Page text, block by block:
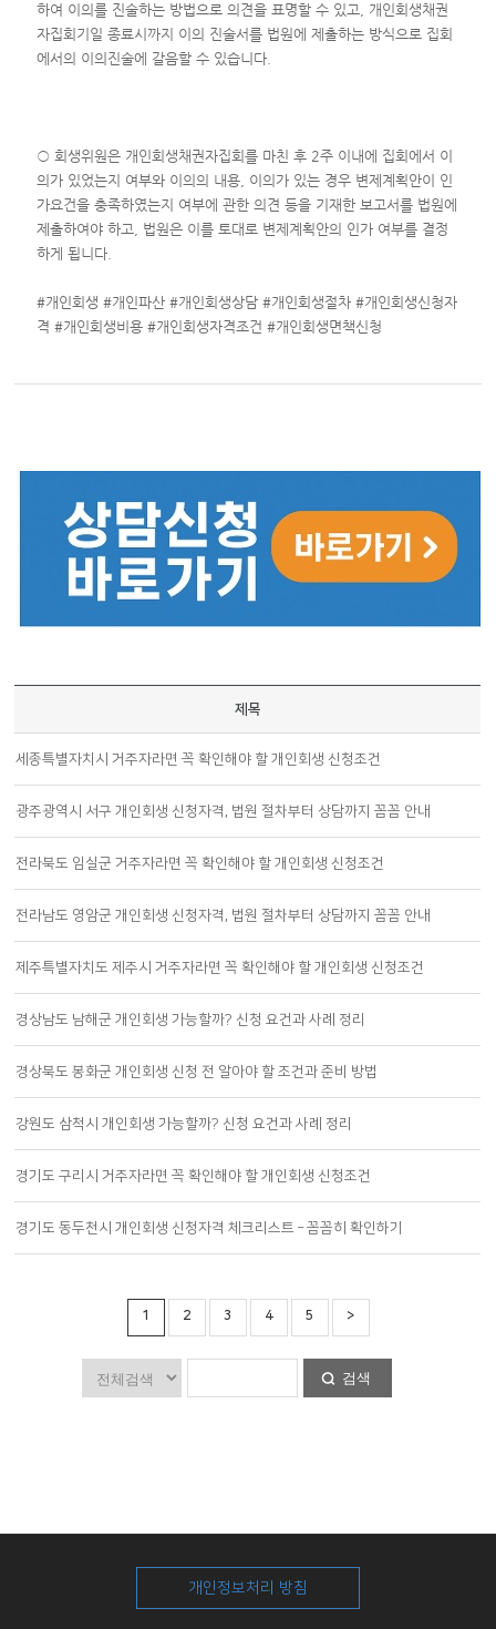
하여 이의를 진술하는 방법으로 의견을 표명할 수 있고, 개인회생채권
자집회기일 종료시까지 이의 진술서를 법원에 제출하는 방식으로 집회
에서의 이의진술에 갈음할 수 있습니다.
○ 회생위원은 개인회생채권자집회를 마친 후 2주 이내에 집회에서 이
의가 있었는지 여부와 이의의 내용, 이의가 있는 경우 변제계획안이 인
가요건을 충족하였는지 여부에 관한 의견 등을 기재한 보고서를 법원에
제출하여야 하고, 법원은 이를 토대로 변제계획안의 인가 여부를 결정
하게 됩니다.
#개인회생 #개인파산 #개인회생상담 #개인회생절차 #개인회생신청자
격 #개인회생비용 #개인회생자격조건 #개인회생면책신청
제목
세종특별자치시 거주자라면 꼭 확인해야 할 개인회생 신청조건
광주광역시 서구 개인회생 신청자격, 법원 절차부터 상담까지 꼼꼼 안내
전라북도 임실군 거주자라면 꼭 확인해야 할 개인회생 신청조건
전라남도 영암군 개인회생 신청자격, 법원 절차부터 상담까지 꼼꼼 안내
제주특별자치도 제주시 거주자라면 꼭 확인해야 할 개인회생 신청조건
경상남도 남해군 개인회생 가능할까? 신청 요건과 사례 정리
경상북도 봉화군 개인회생 신청 전 알아야 할 조건과 준비 방법
강원도 삼척시 개인회생 가능할까? 신청 요건과 사례 정리
경기도 구리시 거주자라면 꼭 확인해야 할 개인회생 신청조건
경기도 동두천시 개인회생 신청자격 체크리스트 – 꼼꼼히 확인하기
1 2 3 4 5 >
검색
개인정보처리 방침